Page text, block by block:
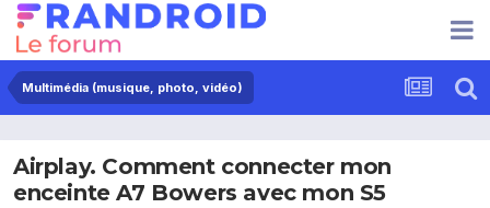
Multimédia (musique, photo, vidéo)
Airplay. Comment connecter mon
enceinte A7 Bowers avec mon S5